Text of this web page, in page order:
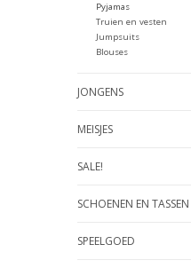
Pyjamas
Truien en vesten
Jumpsuits
Blouses
JONGENS
MEISJES
SALE!
SCHOENEN EN TASSEN
SPEELGOED